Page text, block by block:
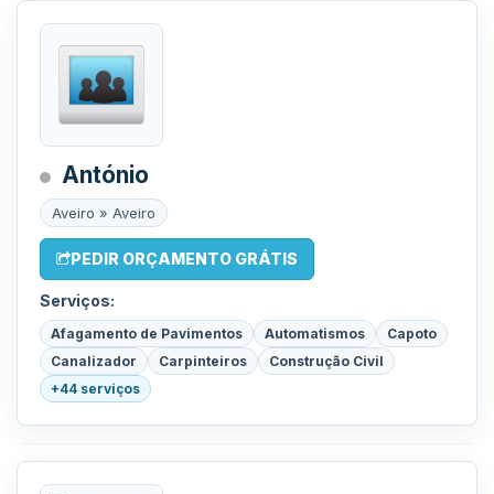
António
Aveiro » Aveiro
PEDIR ORÇAMENTO GRÁTIS
Serviços:
Afagamento de Pavimentos Automatismos
Capoto
Canalizador
Carpinteiros
Construção Civil
+44 serviços